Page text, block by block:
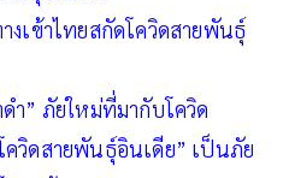
งเข้าไทยสกัดโควิดสายพันธุ์
ำ” ภัยใหม่ที่มากับโควิด
ควิดสายพันธุ์อินเดีย” เป็นภัย